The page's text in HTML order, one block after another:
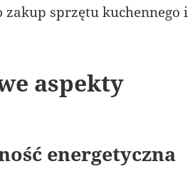
zakup sprzętu kuchennego i
aspekty
energetyczna